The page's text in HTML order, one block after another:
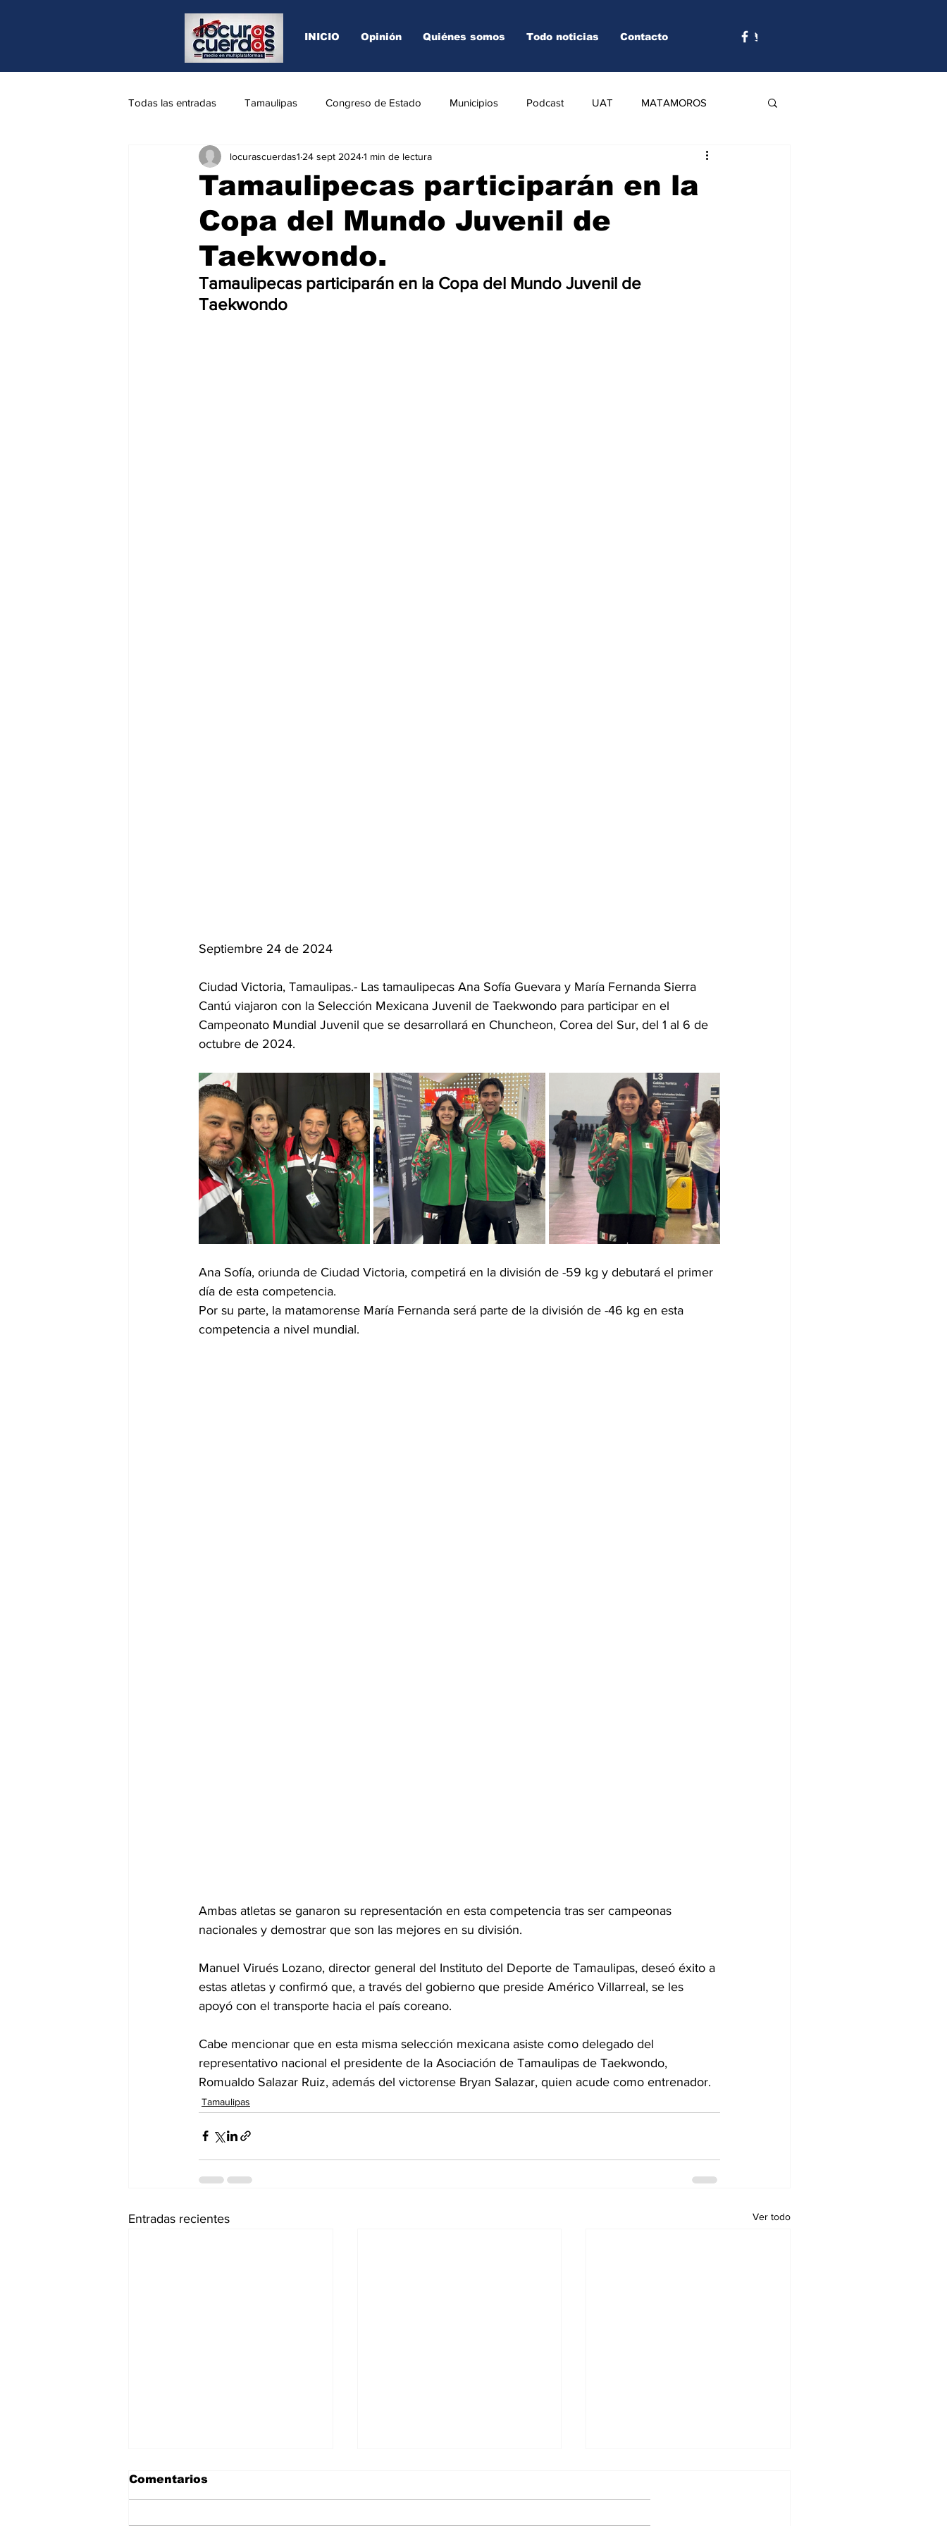
INICIO Opinión Quiénes somos Todo noticias Contacto
Todas las entradas Tamaulipas Congreso de Estado Municipios Podcast UAT MATAMOROS
REYNOSA N.LAREDO TAMPICO
Tamaulipecas participarán en la
Copa del Mundo Juvenil de
Taekwondo.
locurascuerdas1 24 sept 20241 min de lectura
Tamaulipecas participarán en la Copa del Mundo Juvenil de
Taekwondo
Septiembre 24 de 2024
Ciudad Victoria, Tamaulipas.- Las tamaulipecas Ana Sofía Guevara y María Fernanda Sierra
Cantú viajaron con la Selección Mexicana Juvenil de Taekwondo para participar en el
Campeonato Mundial Juvenil que se desarrollará en Chuncheon, Corea del Sur, del 1 al 6 de
octubre de 2024.
Ana Sofía, oriunda de Ciudad Victoria, competirá en la división de -59 kg y debutará el primer
día de esta competencia.
Por su parte, la matamorense María Fernanda será parte de la división de -46 kg en esta
competencia a nivel mundial.
Ambas atletas se ganaron su representación en esta competencia tras ser campeonas
nacionales y demostrar que son las mejores en su división.
Manuel Virués Lozano, director general del Instituto del Deporte de Tamaulipas, deseó éxito a
estas atletas y confirmó que, a través del gobierno que preside Américo Villarreal, se les
apoyó con el transporte hacia el país coreano.
Cabe mencionar que en esta misma selección mexicana asiste como delegado del
representativo nacional el presidente de la Asociación de Tamaulipas de Taekwondo,
Romualdo Salazar Ruiz, además del victorense Bryan Salazar, quien acude como entrenador.
Tamaulipas
Entradas recientes Ver todo
Comentarios